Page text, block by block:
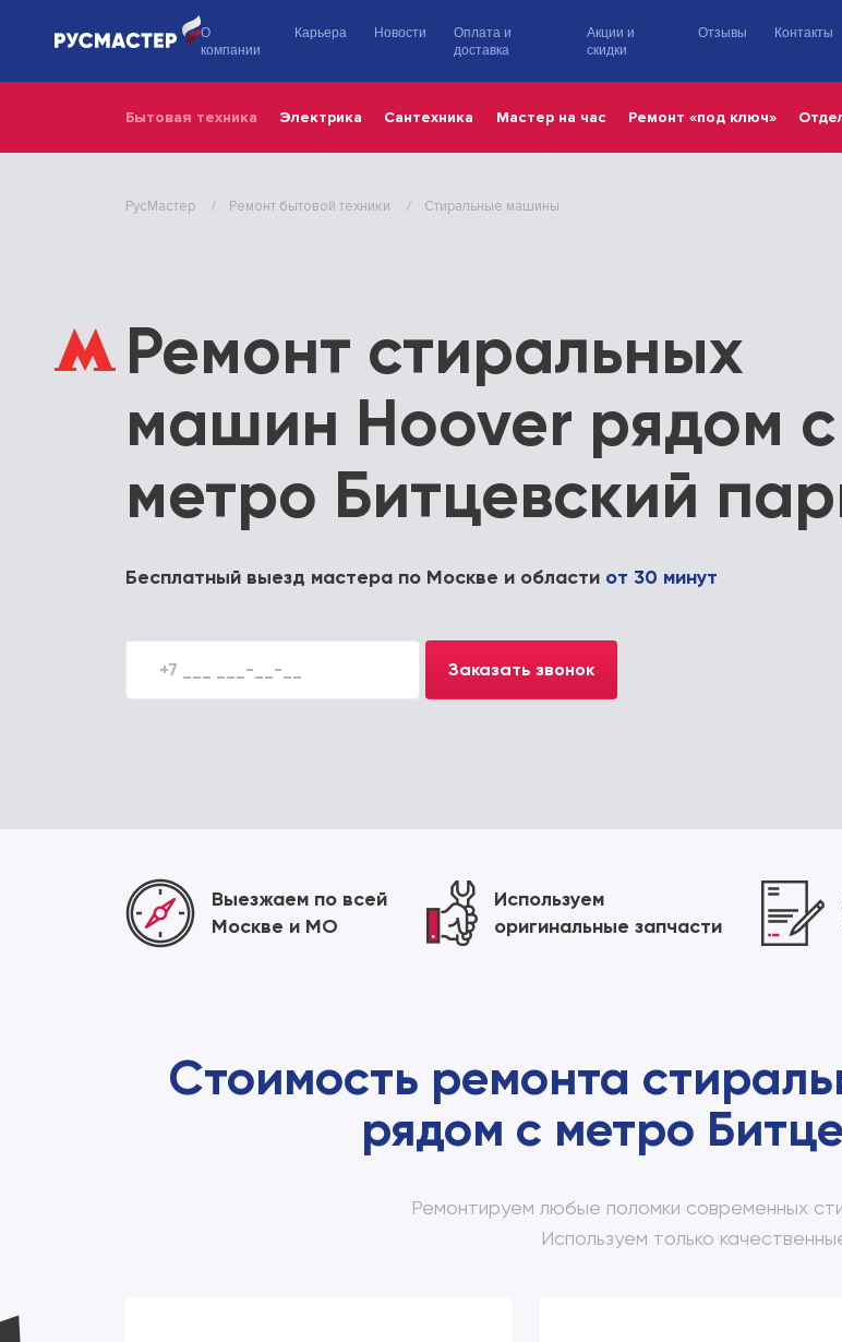
О
компании
Карьера Новости
Оплата и
доставка
Акции и
скидки
Отзывы Контакты
Бытовая техника Электрика Сантехника Мастер на час Ремонт «под ключ»
РусМастер Ремонт бытовой техники Стиральные машины
Ремонт стиральных
машин Hoover рядом с
метро Битцевский
Бесплатный выезд мастера по Москве и области от 30 минут
Заказать звонок
Выезжаем по всей
Москве и МО
Используем
оригинальные запчасти
Стоимость ремонта
рядом с метро
Ремонтируем любые поломки современных
Используем только